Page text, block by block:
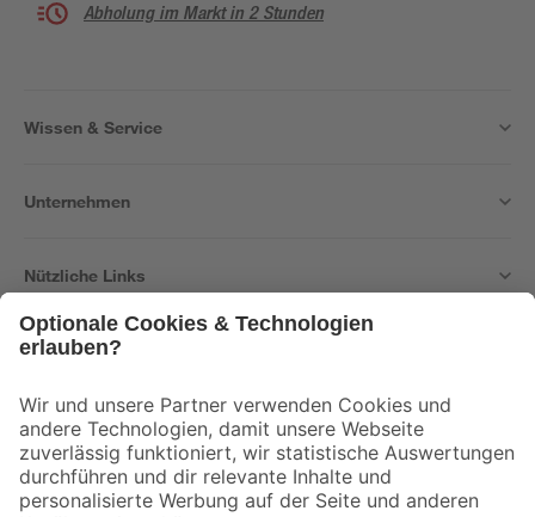
Abholung im Markt in 2 Stunden
Wissen & Service
Unternehmen
Nützliche Links
Der toom Newsletter: Keine Angebote und Aktionen mehr verpassen!
Zur Newsletter Anmeldung